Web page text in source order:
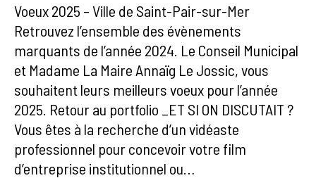
Voeux 2025 – Ville de Saint-Pair-sur-Mer
Retrouvez l’ensemble des évènements
marquants de l’année 2024. Le Conseil Municipal
et Madame La Maire Annaïg Le Jossic, vous
souhaitent leurs meilleurs voeux pour l’année
2025. Retour au portfolio _ET SI ON DISCUTAIT ?
Vous êtes à la recherche d’un vidéaste
professionnel pour concevoir votre film
d’entreprise institutionnel ou…